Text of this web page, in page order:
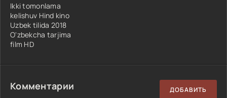
Ikki tomonlama
kelishuv Hind kino
Uzbek tilida 2018
O'zbekcha tarjima
film HD
Комментарии ДОБАВИТЬ